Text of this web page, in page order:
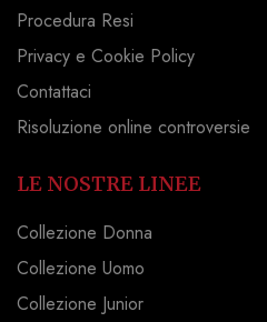
Procedura Resi
Privacy e Cookie Policy
Contattaci
Risoluzione online controversie
LE NOSTRE LINEE
Collezione Donna
Collezione Uomo
Collezione Junior